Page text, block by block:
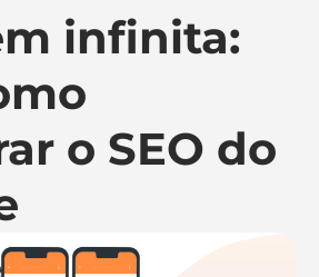
infinita:
o SEO do